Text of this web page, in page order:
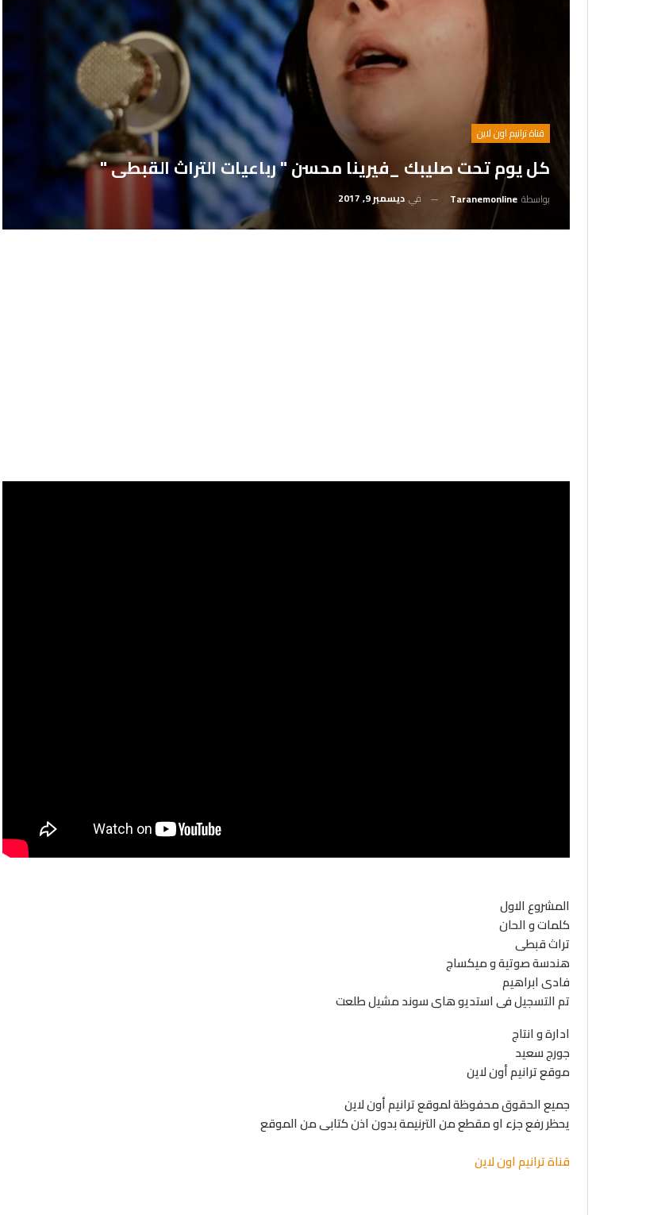
قناة ترانيم اون لاين
كل يوم تحت صليبك _فيرينا محسن " رباعيات التراث القبطى "
بواسطة Taranemonline في ديسمبر 9, 2017
المشروع الاول
كلمات و الحان
تراث قبطى
هندسة صوتية و ميكساج
فادى ابراهيم
تم التسجيل فى استديو هاى سوند مشيل طلعت
ادارة و انتاج
جورج سعيد
موقع ترانيم أون لاين
جميع الحقوق محفوظة لموقع ترانيم أون لاين
يحظر رفع جزء او مقطع من الترنيمة بدون اذن كتابى من الموقع
قناة ترانيم اون لاين